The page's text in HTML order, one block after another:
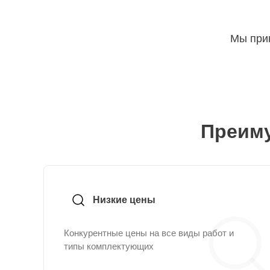
Мы
Низкие цены
Конкурентные цены на все виды работ и
типы комплектующих